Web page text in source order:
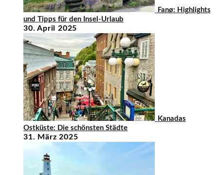
Fanø: Highlights
und Tipps für den Insel-Urlaub
30. April 2025
Kanadas
Ostküste: Die schönsten Städte
31. März 2025